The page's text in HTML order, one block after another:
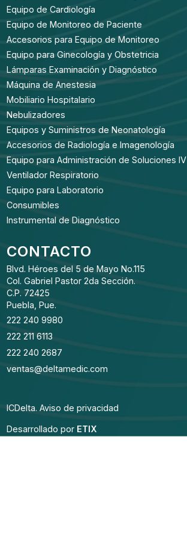
Equipo de Cardiología
Equipo de Monitoreo de Paciente
Accesorios para Equipo de Monitoreo
Equipo para Ginecología y Obstetricia
Lámparas Examinación y Diagnóstico
Máquina de Anestesia
Mobiliario Hospitalario
Nebulizadores
Equipos y Suministros de Neonatología
Accesorios de Radiología e Imagenología
Equipo para Administración de Soluciones IV
Ventilador Respiratorio
Equipo para Laboratorio
Consumibles
Instrumental de Diagnóstico
CONTACTO
Blvd. Héroes del 5 de Mayo No.115
Col. Gabriel Pastor 2da Sección.
C.P. 72425
Puebla, Pue.
222 240 9980
222 211 6113
222 240 2687
ventas@deltamedic.com
ICDelta.Aviso de privacidad
Desarrollado por ETIX